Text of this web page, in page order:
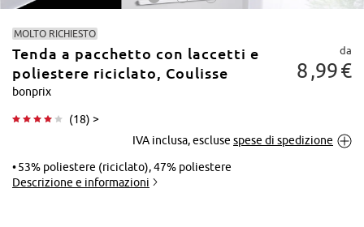
ingrandire
MOLTO RICHIESTO
Tenda a pacchetto con laccetti e
poliestere riciclato, Coulisse
bonprix
(18) >
da
8 99€
IVA inclusa, escluse spese di spedizione
53% poliestere (riciclato), 47% poliestere
Descrizione e informazioni